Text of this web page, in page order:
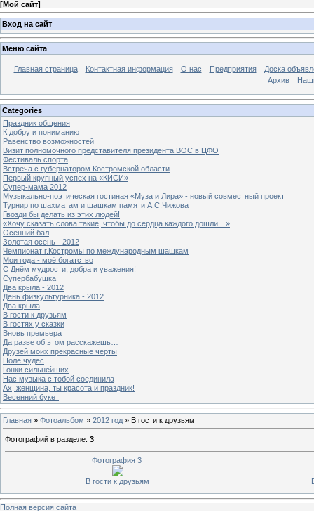
[Мой сайт]
Вход на сайт
Меню сайта
Главная страница Контактная информация О нас Предприятия
Доска
Архив
Categories
Праздник общения
К добру и пониманию
Равенство возможностей
Визит полномочного представителя президента ВОС в ЦФО
Фестиваль спорта
Встреча с губернатором Костромской области
Первый крупный успех на «КИСИ»
Супер-мама 2012
Музыкально-поэтическая гостиная «Муза и Лира» - новый совместный проект
Турнир по шахматам и шашкам памяти А.С.Чижова
Гвозди бы делать из этих людей!
«Хочу сказать слова такие, чтобы до сердца каждого дошли…»
Осенний бал
Золотая осень - 2012
Чемпионат г.Костромы по международным шашкам
Мои года - моё богатство
С Днём мудрости, добра и уважения!
Супербабушка
Два крыла - 2012
День физкультурника - 2012
Два крыла
В гости к друзьям
В гостях у сказки
Вновь премьера
Да разве об этом расскажешь…
Друзей моих прекрасные черты
Поле чудес
Гонки сильнейших
Нас музыка с тобой соединила
Ах, женщина, ты красота и праздник!
Весенний букет
Главная » Фотоальбом » 2012 год » В гости к друзьям
Фотографий в разделе: 3
Фотография 3
В гости к друзьям
Полная версия сайта